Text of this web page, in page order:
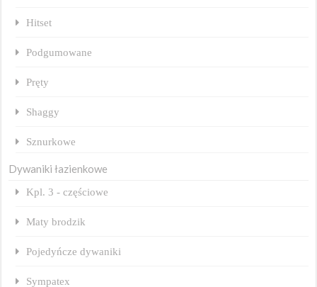
Hitset
Podgumowane
Pręty
Shaggy
Sznurkowe
Dywaniki łazienkowe
Kpl. 3 - częściowe
Maty brodzik
Pojedyńcze dywaniki
Sympatex